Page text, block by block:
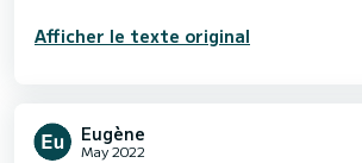
Afficher le texte original
Eugène
May 2022